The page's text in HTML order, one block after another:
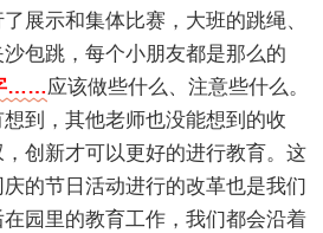
展示和集体比赛，大班的跳绳、
包跳，每个小朋友都是那么的
……应该做些什么、注意些什么。
到，其他老师也没能想到的收
创新才可以更好的进行教育。这
的节日活动进行的改革也是我们
园里的教育工作，我们都会沿着